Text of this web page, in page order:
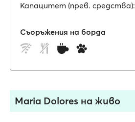
Капацитет (прев. средства):
Съоръжения на борда
Maria Dolores на живо